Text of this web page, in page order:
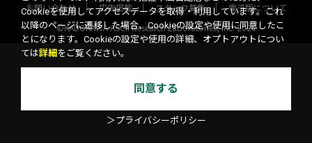
お問い合わせ
広告掲載 スタッフ募集
電子版について
©KADOKAWA ASCII Research Laboratories, Inc. 2026
Cookieを使用してアクセスデータを取得・利用しています。これ
以降のページに遷移した場合、Cookieの設定や使用に同意したこ
とになります。Cookieの設定や使用の詳細、オプトアウトについ
ては詳細 をご覧ください。
同意する
＞プライバシーポリシー